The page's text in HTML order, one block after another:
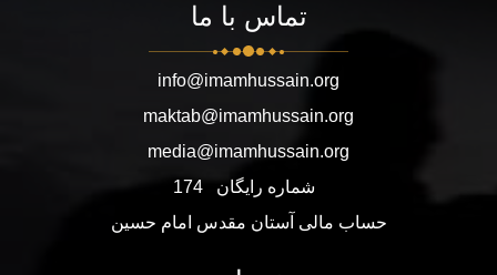
تماس با ما
info@imamhussain.org
maktab@imamhussain.org
media@imamhussain.org
شماره رایگان
174
حساب مالی آستان مقدس امام حسین